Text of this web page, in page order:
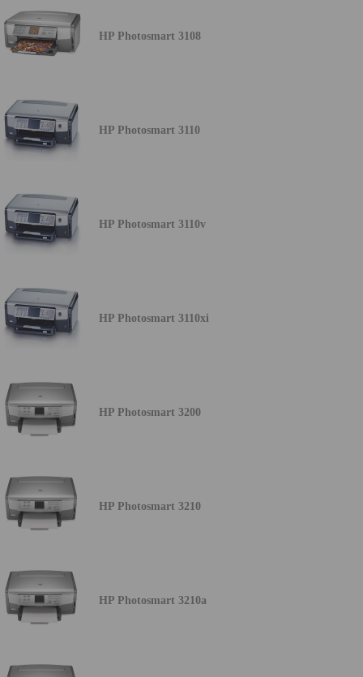
HP Photosmart 3108
HP Photosmart 3110
HP Photosmart 3110v
HP Photosmart 3110xi
HP Photosmart 3200
HP Photosmart 3210
HP Photosmart 3210a